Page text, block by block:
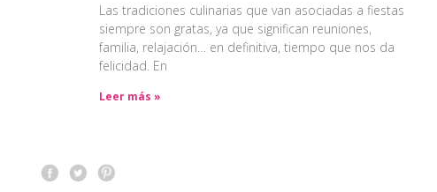
Las tradiciones culinarias que van asociadas a fiestas
siempre son gratas, ya que significan reuniones,
familia, relajación… en definitiva, tiempo que nos da
felicidad. En
Leer más »